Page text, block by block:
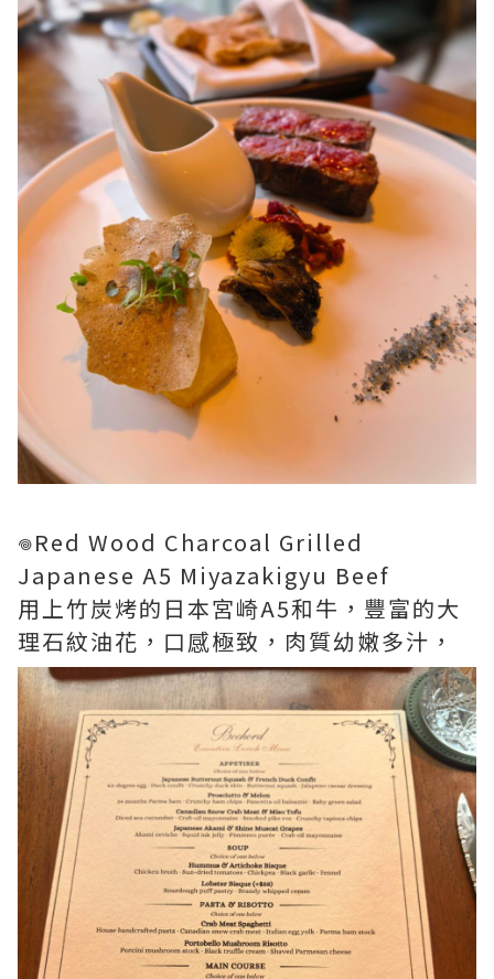
𖦹Red Wood Charcoal Grilled
Japanese A5 Miyazakigyu Beef
用上竹炭烤的日本宮崎A5和牛，豐富的大
理石紋油花，口感極致，肉質幼嫩多汁，